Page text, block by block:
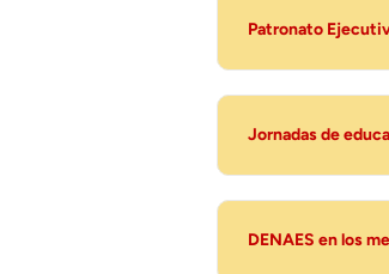
Patronato
Jornadas de
DENAES en los